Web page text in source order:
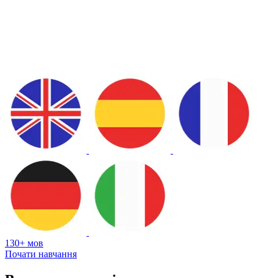
130+ мов
Почати навчання